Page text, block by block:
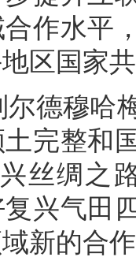
作水平
区国家
尔德穆哈
完整和
丝绸之
兴气田
新的合